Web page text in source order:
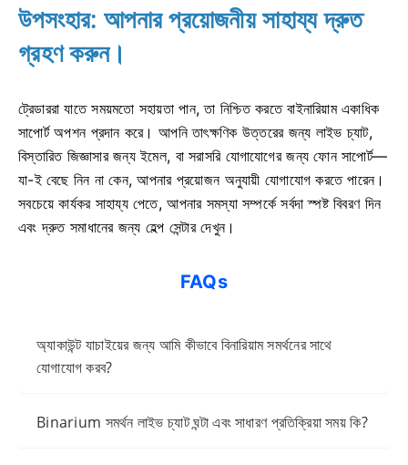
উপসংহার: আপনার প্রয়োজনীয় সাহায্য দ্রুত
গ্রহণ করুন।
ট্রেডাররা যাতে সময়মতো সহায়তা পান, তা নিশ্চিত করতে বাইনারিয়াম একাধিক
সাপোর্ট অপশন প্রদান করে। আপনি তাৎক্ষণিক উত্তরের জন্য লাইভ চ্যাট,
বিস্তারিত জিজ্ঞাসার জন্য ইমেল, বা সরাসরি যোগাযোগের জন্য ফোন সাপোর্ট—
যা-ই বেছে নিন না কেন, আপনার প্রয়োজন অনুযায়ী যোগাযোগ করতে পারেন।
সবচেয়ে কার্যকর সাহায্য পেতে, আপনার সমস্যা সম্পর্কে সর্বদা স্পষ্ট বিবরণ দিন
এবং দ্রুত সমাধানের জন্য হেল্প সেন্টার দেখুন।
FAQs
অ্যাকাউন্ট যাচাইয়ের জন্য আমি কীভাবে বিনারিয়াম সমর্থনের সাথে
যোগাযোগ করব?
Binarium সমর্থন লাইভ চ্যাট ঘন্টা এবং সাধারণ প্রতিক্রিয়া সময় কি?